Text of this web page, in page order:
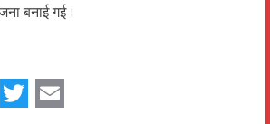
बनाई गई।